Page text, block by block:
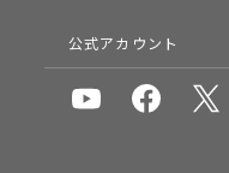
公式アカウント